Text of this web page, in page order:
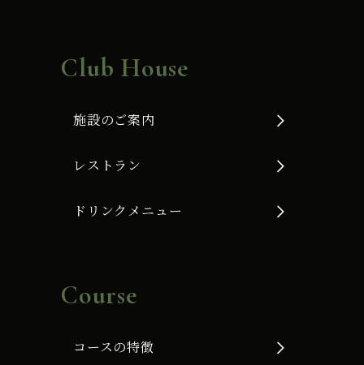
Club House
施設のご案内
レストラン
ドリンクメニュー
Course
コースの特徴